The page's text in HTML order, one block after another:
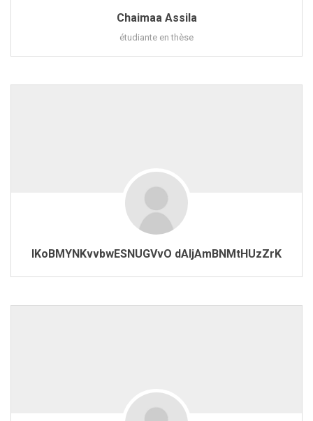
Chaimaa Assila
étudiante en thèse
lKoBMYNKvvbwESNUGVvO dAIjAmBNMtHUzZrK